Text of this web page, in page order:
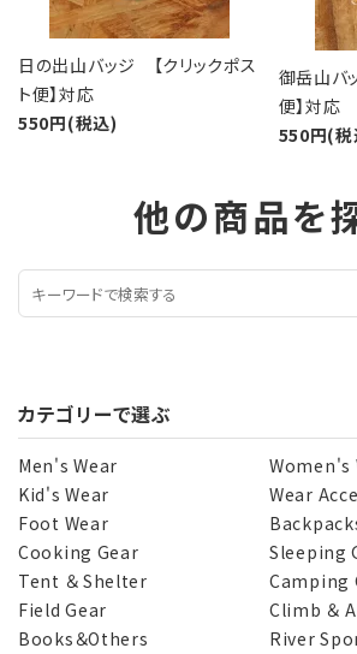
日の出山バッジ 【クリックポス
ト便】対応
550円(税込)
御岳山バ
便】対応
550円(税
他の商品を
カテゴリーで選ぶ
Men's Wear
Women's
Kid's Wear
Wear
Foot Wear
Cooking Gear
Sleeping
Tent ＆ Shelter
Camping
Field Gear
Climb ＆
Books＆Others
River